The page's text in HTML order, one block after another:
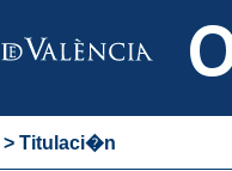
> Titulaci�n